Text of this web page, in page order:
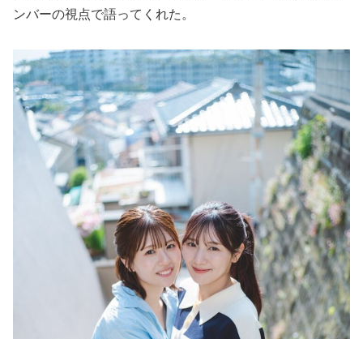
ンバーの視点で語ってくれた。